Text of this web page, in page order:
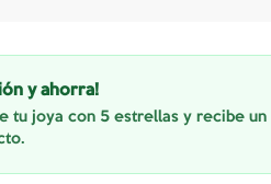
y ahorra!
tu joya con 5 estrellas y recibe un